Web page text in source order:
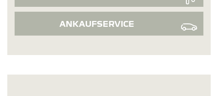
ANKAUFSERVICE